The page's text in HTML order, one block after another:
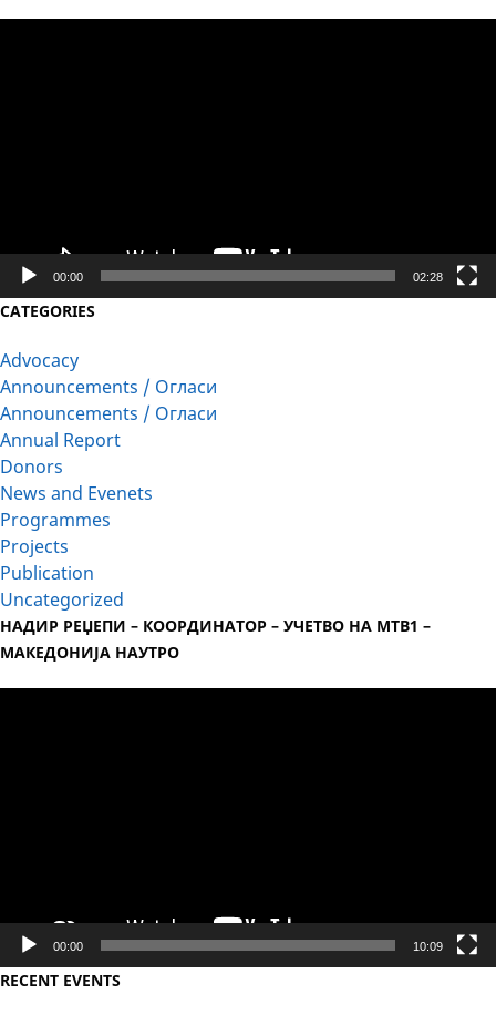
00:00 02:28
CATEGORIES
Advocacy
Announcements / Огласи
Announcements / Огласи
Annual Report
Donors
News and Evenets
Programmes
Projects
Publication
Uncategorized
НАДИР РЕЏЕПИ – КООРДИНАТОР – УЧЕТВО НА МТВ1 –
МАКЕДОНИЈА НАУТРО
00:00 10:09
RECENT EVENTS